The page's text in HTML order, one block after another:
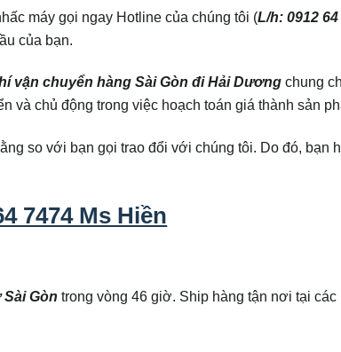
máy gọi ngay Hotline của chúng tôi (L/h: 0912 64
của bạn.
vận chuyển hàng Sài Gòn đi Hải Dương chung
chủ động trong việc hoạch toán giá thành sản
so với bạn gọi trao đổi với chúng tôi. Do đó, bạn
7474 Ms Hiền
Gòn trong vòng 46 giờ. Ship hàng tận nơi tại các